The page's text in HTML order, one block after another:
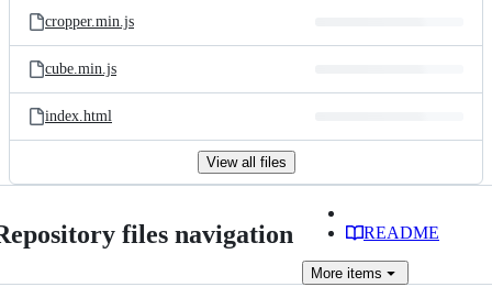
cropper.min.js
cube.min.js
index.html
View all files
files navigation README
More items